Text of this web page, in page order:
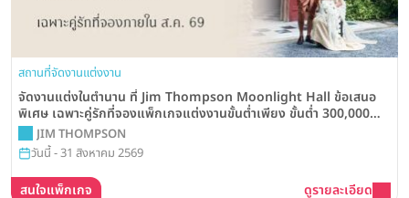
สถานที่จัดงานแต่งงาน
จัดงานแต่งในตำนาน ที่ Jim Thompson Moonlight Hall ข้อเสนอ
พิเศษ เฉพาะคู่รักที่จองแพ็กเกจแต่งงานขั้นต่ำเพียง ขั้นต่ำ 300,000
บาทJIM THOMPSON
วันนี้ - 31 สิงหาคม 2569
สนใจแพ็กเกจ ดูรายละเอียด